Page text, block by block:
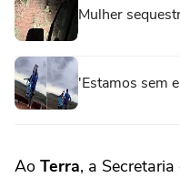
Mulher
'Estamos sem
Ao Terra, a